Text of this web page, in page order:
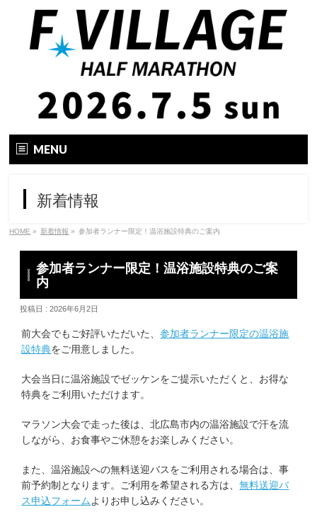
MENU
エントリー
コース
アクセス
Q&A | お問い合わせ
新着情報
HOME » 新着情報 » 参加者ランナー限定！温浴施設特典のご案内
参加者ランナー限定！温浴施設特典のご案
内
投稿日 : 2026年6月2日
前大会でもご好評いただいた、参加者ランナー限定の温浴施
設特典をご用意しました。
大会当日に温浴施設でゼッケンをご提示いただくと、お得な
特典をご利用いただけます。
マラソン大会で走った後は、北広島市内の温浴施設で汗を流
しながら、お食事やご休憩をお楽しみください。
また、温浴施設への無料送迎バスをご利用される場合は、事
前予約制となります。ご利用を希望される方は、無料送迎バ
ス申込フォームよりお申し込みください。